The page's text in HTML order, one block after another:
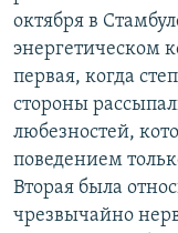
октября в
энергетическом
первая, когда
стороны
любезностей,
поведением
Вторая была
чрезвычайно